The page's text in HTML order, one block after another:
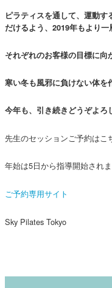
ピラティスを通して、運動
だけるよう、2019年もより一
それぞれのお客様の目標に向
寒い冬も風邪に負けない体を
今年も、引き続きどうぞよろ
先生のセッションご予約はこ
年始は5日から指導開始されま
ご予約専用サイト
Sky Pilates Tokyo